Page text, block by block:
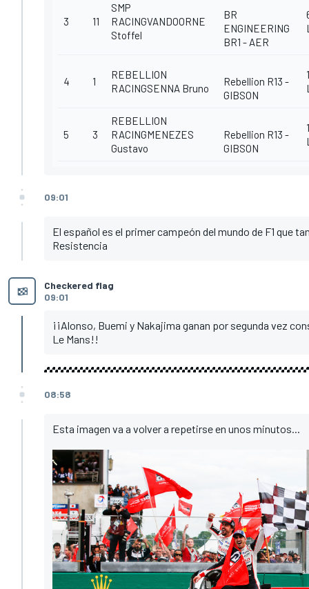
3 11
SMP
RACINGVANDOORNE
Stoffel
BR
ENGINEERING
BR1 - AER
4 1
REBELLION
RACINGSENNA Bruno
Rebellion R13 -
GIBSON
5 3
REBELLION
RACINGMENEZES
Gustavo
Rebellion R13 -
GIBSON
09:01
El español es el primer campeón del mundo de F1 que
Resistencia
Checkered flag
09:01
¡¡Alonso, Buemi y Nakajima ganan por segunda vez
Le Mans!!
08:58
Esta imagen va a volver a repetirse en unos minutos...